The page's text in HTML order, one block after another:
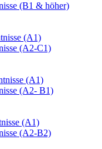
(B1 & höher)
(A1)
(A2-C1)
(A1)
(A2- B1)
(A1)
(A2-B2)